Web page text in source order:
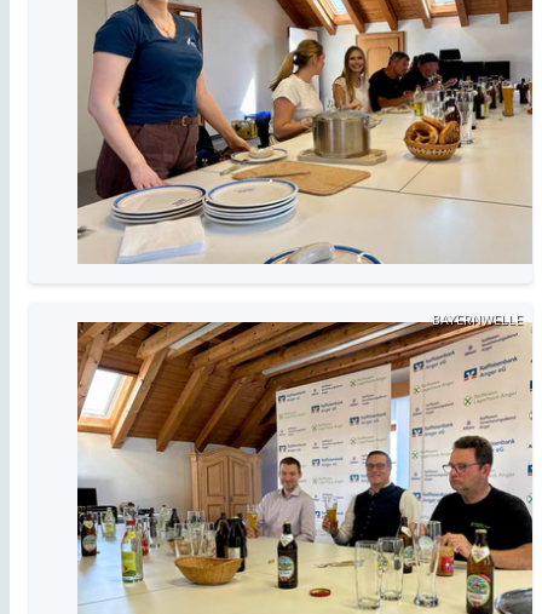
BAYERNWELLE